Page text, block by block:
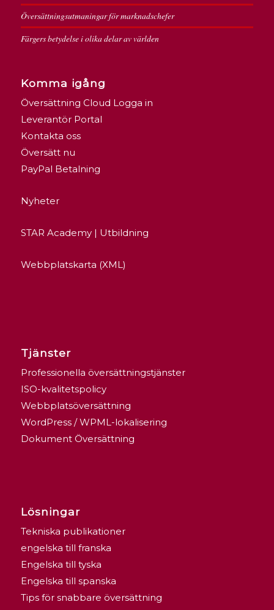
Översättningsutmaningar för marknadschefer
Färgers betydelse i olika delar av världen
Komma igång
Översättning Cloud Logga in
Leverantör Portal
Kontakta oss
Översätt nu
PayPal Betalning
Nyheter
STAR Academy | Utbildning
Webbplatskarta (XML)
Tjänster
Professionella översättningstjänster
ISO-kvalitetspolicy
Webbplatsöversättning
WordPress / WPML-lokalisering
Dokument Översättning
Lösningar
Tekniska publikationer
engelska till franska
Engelska till tyska
Engelska till spanska
Tips för snabbare översättning